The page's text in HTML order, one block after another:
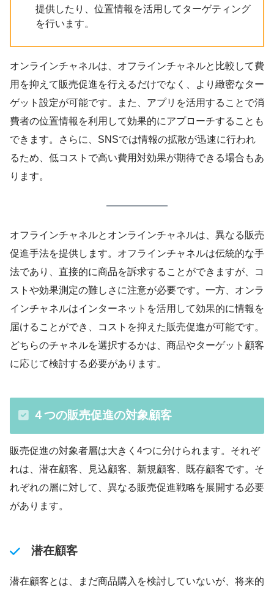
提供したり、位置情報を活用してターゲティング
を行います。
オンラインチャネルは、オフラインチャネルと比較して費
用を抑えて販売促進を行えるだけでなく、より緻密なター
ゲット設定が可能です。また、アプリを活用することで消
費者の位置情報を利用して効果的にアプローチすることも
できます。さらに、SNSでは情報の拡散が迅速に行われ
るため、低コストで高い費用対効果が期待できる場合もあ
ります。
オフラインチャネルとオンラインチャネルは、異なる販売
促進手法を提供します。オフラインチャネルは伝統的な手
法であり、直接的に商品を訴求することができますが、コ
ストや効果測定の難しさに注意が必要です。一方、オンラ
インチャネルはインターネットを活用して効果的に情報を
届けることができ、コストを抑えた販売促進が可能です。
どちらのチャネルを選択するかは、商品やターゲット顧客
に応じて検討する必要があります。
４つの販売促進の対象顧客
販売促進の対象者層は大きく4つに分けられます。それぞ
れは、潜在顧客、見込顧客、新規顧客、既存顧客です。そ
れぞれの層に対して、異なる販売促進戦略を展開する必要
があります。
潜在顧客
潜在顧客とは、まだ商品購入を検討していないが、将来的